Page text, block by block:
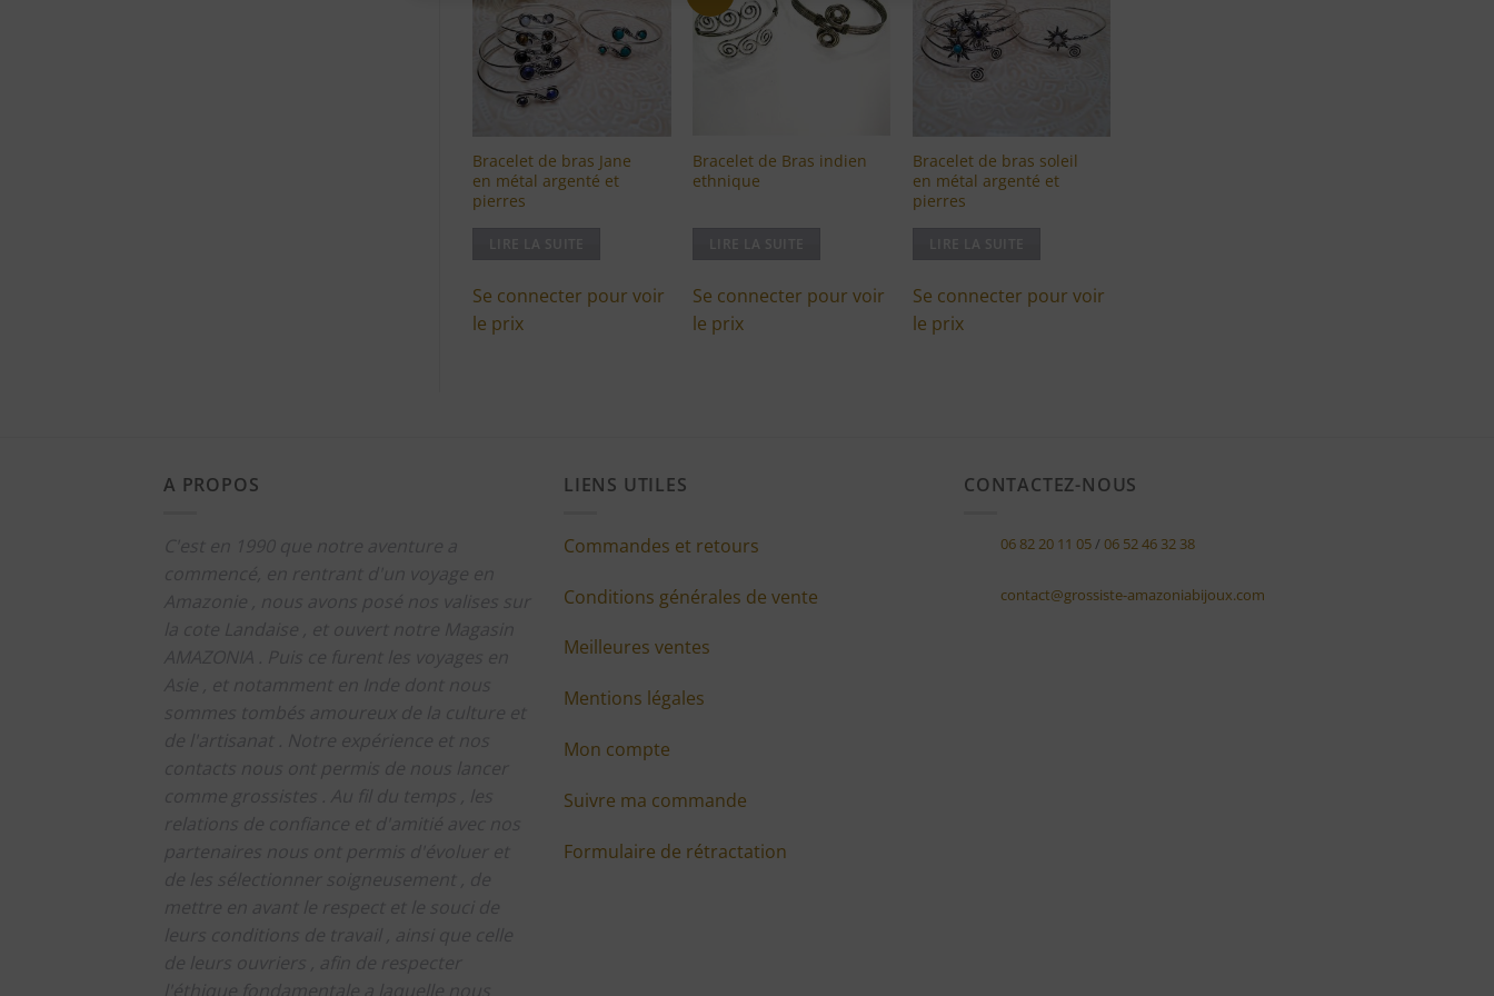
à ma
liste
d'envies
Bracelet de bras Jane
en métal argenté et
pierres
Se connecter pour voir
le prix
à ma
liste
d'envies
Bracelet de Bras indien
ethnique
Se connecter pour voir
le prix
à ma
liste
d'envies
Bracelet de bras soleil
en métal argenté et
pierres
Se connecter pour voir
le prix
A PROPOS LIENS UTILES
Commandes et retours
Conditions générales de vente
Meilleures ventes
Mentions légales
Mon compte
Suivre ma commande
Formulaire de rétractation
CONTACTEZ-NOUS
06 82 20 11 05/ 06 52 46 32 38
contact@grossiste-amazoniabijoux.com